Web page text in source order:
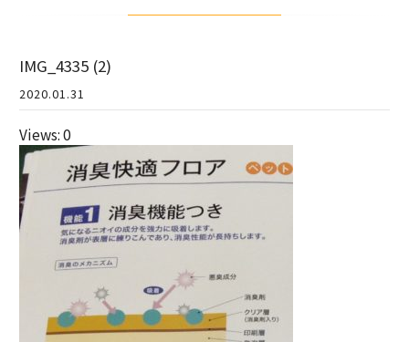
IMG_4335 (2)
2020.01.31
Views: 0